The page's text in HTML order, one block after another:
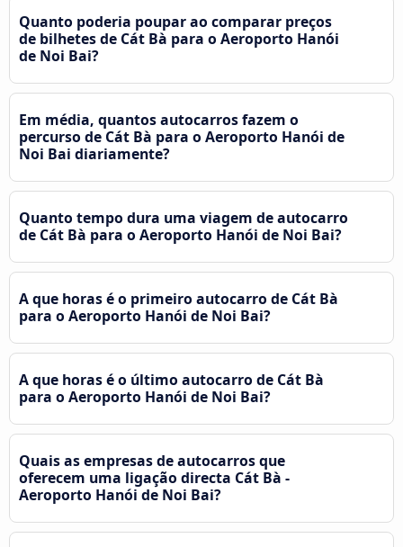
Quanto poderia poupar ao comparar preços
de bilhetes de Cát Bà para o Aeroporto Hanói
de Noi Bai?
Em média, quantos autocarros fazem o
percurso de Cát Bà para o Aeroporto Hanói de
Noi Bai diariamente?
Quanto tempo dura uma viagem de autocarro
de Cát Bà para o Aeroporto Hanói de Noi Bai?
A que horas é o primeiro autocarro de Cát Bà
para o Aeroporto Hanói de Noi Bai?
A que horas é o último autocarro de Cát Bà
para o Aeroporto Hanói de Noi Bai?
Quais as empresas de autocarros que
oferecem uma ligação directa Cát Bà -
Aeroporto Hanói de Noi Bai?